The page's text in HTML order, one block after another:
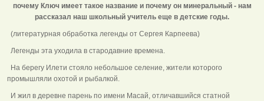
почему Ключ имеет такое название и почему он минеральный - нам
рассказал наш школьный учитель еще в детские годы.
(литературная обработка легенды от Сергея Карпеева)
Легенды эта уходила в стародавние времена.
На берегу Илети стояло небольшое селение, жители которого
промышляли охотой и рыбалкой.
И жил в деревне парень по имени Масай, отличавшийся статной